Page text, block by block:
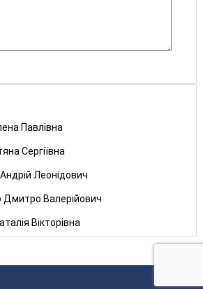
Павлівна
Сергіївна
Леонідович
Дмитро Валерійович
Вікторівна